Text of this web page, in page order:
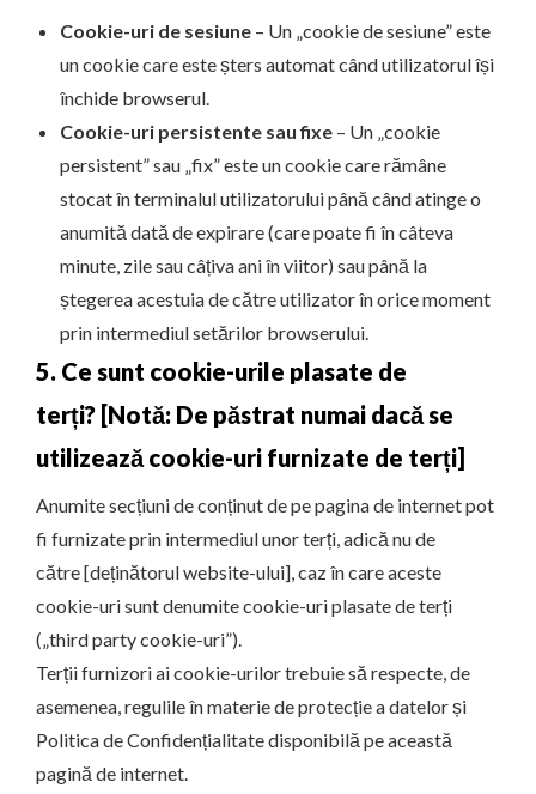
Cookie-uri de sesiune – Un „cookie de sesiune” este
un cookie care este șters automat când utilizatorul își
închide browserul.
Cookie-uri persistente sau fixe – Un „cookie
persistent” sau „fix” este un cookie care rămâne
stocat în terminalul utilizatorului până când atinge o
anumită dată de expirare (care poate fi în câteva
minute, zile sau câțiva ani în viitor) sau până la
ștegerea acestuia de către utilizator în orice moment
prin intermediul setărilor browserului.
5. Ce sunt cookie-urile plasate de
terți? [Notă: De păstrat numai dacă se
utilizează cookie-uri furnizate de terți]
Anumite secțiuni de conținut de pe pagina de internet pot
fi furnizate prin intermediul unor terți, adică nu de
către [deținătorul website-ului], caz în care aceste
cookie-uri sunt denumite cookie-uri plasate de terți
(„third party cookie-uri”).
Terții furnizori ai cookie-urilor trebuie să respecte, de
asemenea, regulile în materie de protecție a datelor și
Politica de Confidențialitate disponibilă pe această
pagină de internet.